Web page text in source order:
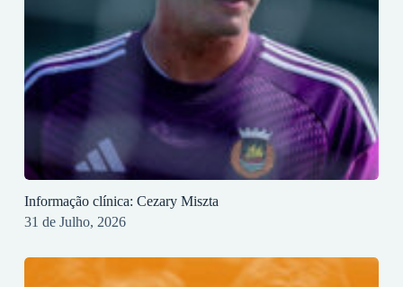
Informação clínica: Cezary Miszta
31 de Julho, 2026